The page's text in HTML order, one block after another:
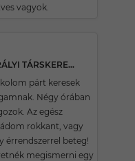
vagyok.
47 ÉVES SZABADSZENTKIRÁLYI TÁRSKERESŐ
párt keresek
Négy órában
Az egész
rokkant, vagy
érrendszerrel beteg!
megismerni egy